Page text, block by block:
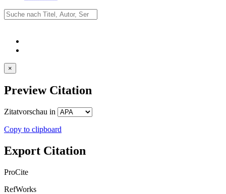
×
Preview Citation
Zitatvorschau in
Copy to clipboard
Export Citation
ProCite
RefWorks